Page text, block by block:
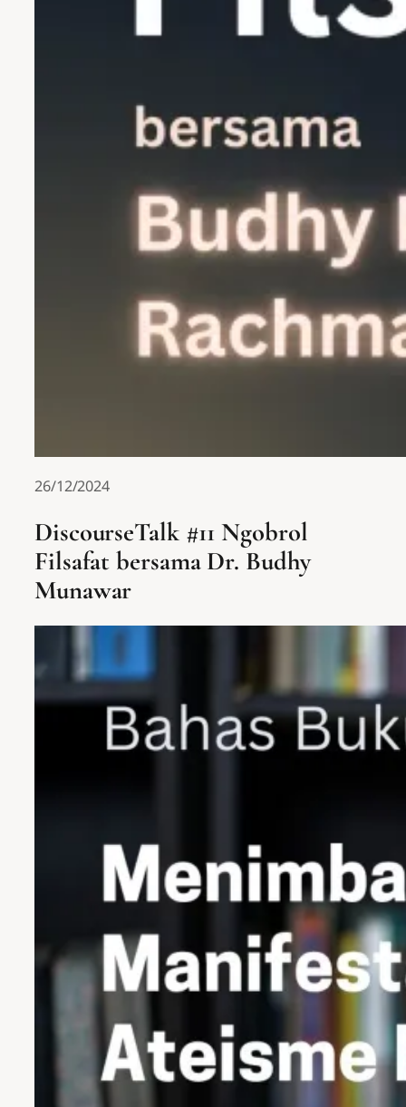
26/12/2024
DiscourseTalk #11 Ngobrol
Filsafat bersama Dr. Budhy
Munawar